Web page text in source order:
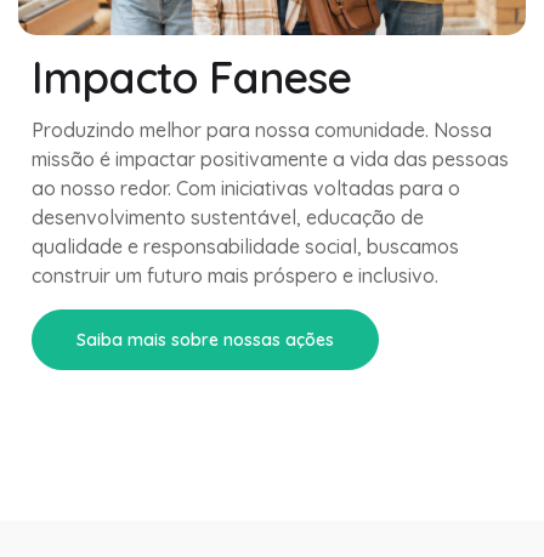
Impacto Fanese
Produzindo melhor para nossa comunidade. Nossa
missão é impactar positivamente a vida das pessoas
ao nosso redor. Com iniciativas voltadas para o
desenvolvimento sustentável, educação de
qualidade e responsabilidade social, buscamos
construir um futuro mais próspero e inclusivo.
Saiba mais sobre nossas ações